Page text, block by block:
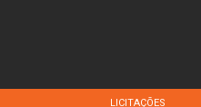
LICITAÇÕES